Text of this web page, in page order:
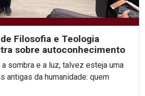
Filosofia e Teologia
sobre autoconhecimento
sombra e a luz, talvez esteja uma
antigas da humanidade: quem